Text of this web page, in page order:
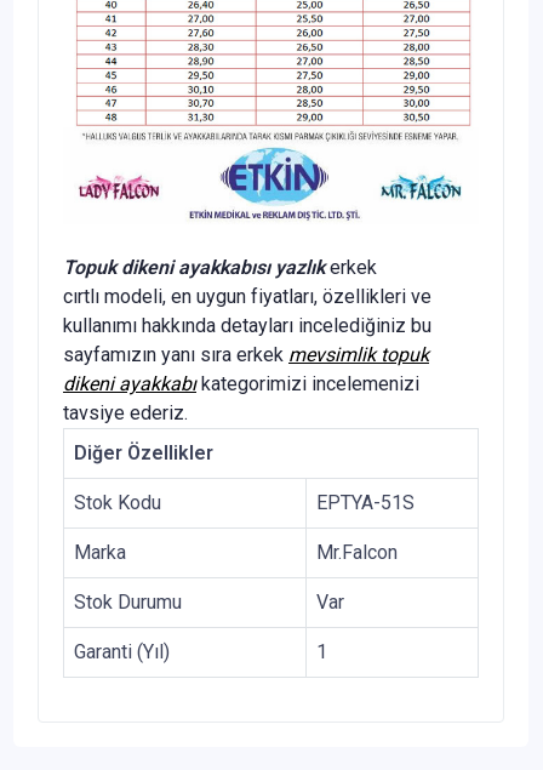
Topuk dikeni ayakkabısı yazlıkerkek
cırtlı modeli, en uygun fiyatları, özellikleri ve
kullanımı hakkında detayları incelediğiniz bu
sayfamızın yanı sıra erkek mevsimlik topuk
dikeni ayakkabıkategorimizi incelemenizi
tavsiye ederiz.
Diğer Özellikler
Stok Kodu EPTYA-51S
Marka Mr.Falcon
Stok Durumu Var
Garanti (Yıl) 1